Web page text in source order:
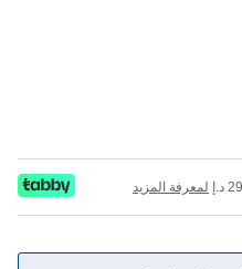
لمعرفة المزيد